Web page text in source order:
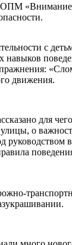
ОПМ
с
движения.
для
о